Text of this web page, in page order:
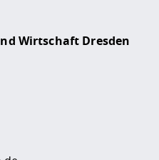
Wirtschaft Dresden